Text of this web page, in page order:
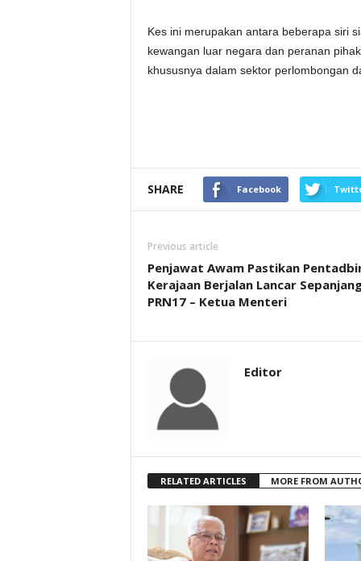
Kes ini merupakan antara beberapa siri
kewangan luar negara dan peranan
khususnya dalam sektor perlombongan
SHARE Facebook
Previous article
Penjawat Awam Pastikan
Kerajaan Berjalan Lancar
PRN17 – Ketua Menteri
Editor
RELATED ARTICLES MORE FROM